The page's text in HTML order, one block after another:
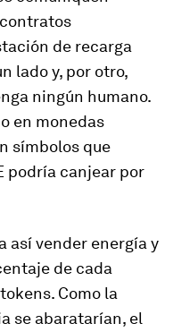
de recarga
lado y, por otro,
ningún humano.
en monedas
símbolos que
podría canjear por
así vender energía y
de cada
tokens. Como la
se abaratarían, el